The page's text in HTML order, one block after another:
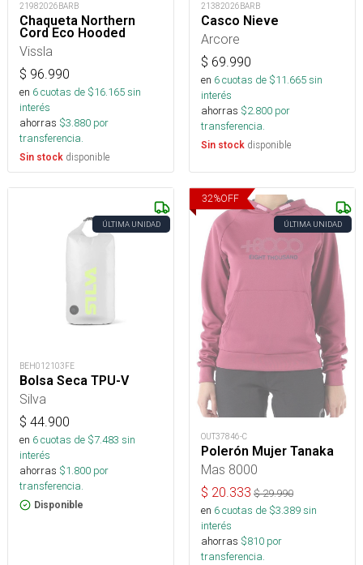
21982026BARB
Chaqueta Northern
Cord Eco Hooded
Vissla
$ 96.990
en 6cuotas de $16.165sin
interés
ahorras $3.880 por
transferencia.
Sin stock disponible
21382026BARB
Casco Nieve
Arcore
$ 69.990
en 6cuotas de $11.665sin
interés
ahorras $2.800 por
transferencia.
Sin stock disponible
ÚLTIMA UNIDAD
BEH012103FE
Bolsa Seca TPU-V
Silva
$ 44.900
en 6cuotas de $7.483 sin
interés
ahorras $1.800 por
transferencia.
Disponible
32%OFF
ÚLTIMA UNIDAD
OUT37846-C
Polerón Mujer Tanaka
Mas 8000
$ 20.333 $29.990
en 6cuotas de $3.389sin
interés
ahorras $810 por
transferencia.